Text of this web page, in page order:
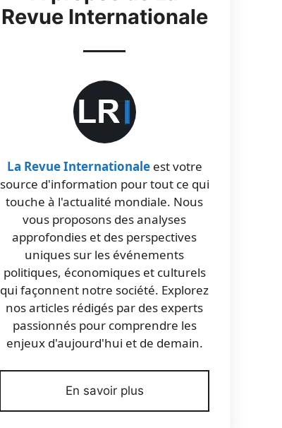
Revue Internationale
La Revue Internationaleest votre
source d'information pour tout ce qui
touche à l'actualité mondiale. Nous
vous proposons des analyses
approfondies et des perspectives
uniques sur les événements
politiques, économiques et culturels
qui façonnent notre société. Explorez
nos articles rédigés par des experts
passionnés pour comprendre les
enjeux d'aujourd'hui et de demain.
En savoir plus